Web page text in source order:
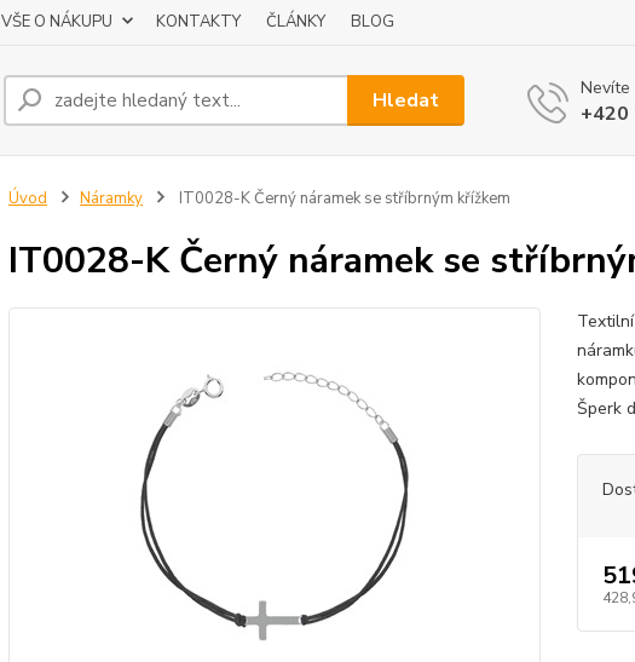
VŠE O NÁKUPU KONTAKTY ČLÁNKY BLOG
Hledat Nevíte
Úvod Náramky IT0028-K Černý náramek se stříbrným křížkem
IT0028-K Černý náramek se
Šperk